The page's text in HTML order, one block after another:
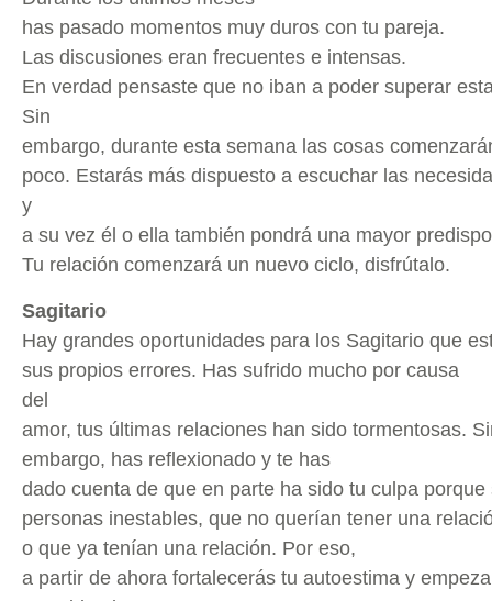
has pasado momentos muy duros con tu pareja.
Las discusiones eran frecuentes e intensas.
En verdad pensaste que no iban a poder superar
Sin
embargo, durante esta semana las cosas
poco. Estarás más dispuesto a escuchar las
y
a su vez él o ella también pondrá una mayor
Tu relación comenzará un nuevo ciclo, disfrútalo.
Sagitario
Hay grandes oportunidades para los Sagitario que
sus propios errores. Has sufrido mucho por causa
del
amor, tus últimas relaciones han sido tormentosas.
embargo, has reflexionado y te has
dado cuenta de que en parte ha sido tu culpa
personas inestables, que no querían tener una
o que ya tenían una relación. Por eso,
a partir de ahora fortalecerás tu autoestima y